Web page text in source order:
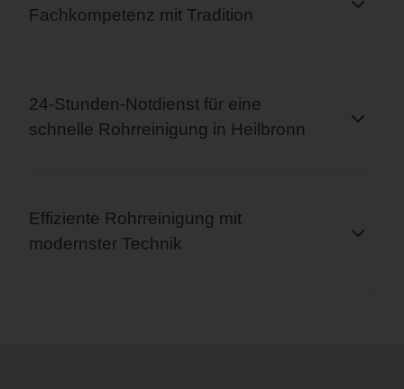
Fachkompetenz mit Tradition
24-Stunden-Notdienst für eine
schnelle Rohrreinigung in Heilbronn
Effiziente Rohrreinigung mit
modernster Technik